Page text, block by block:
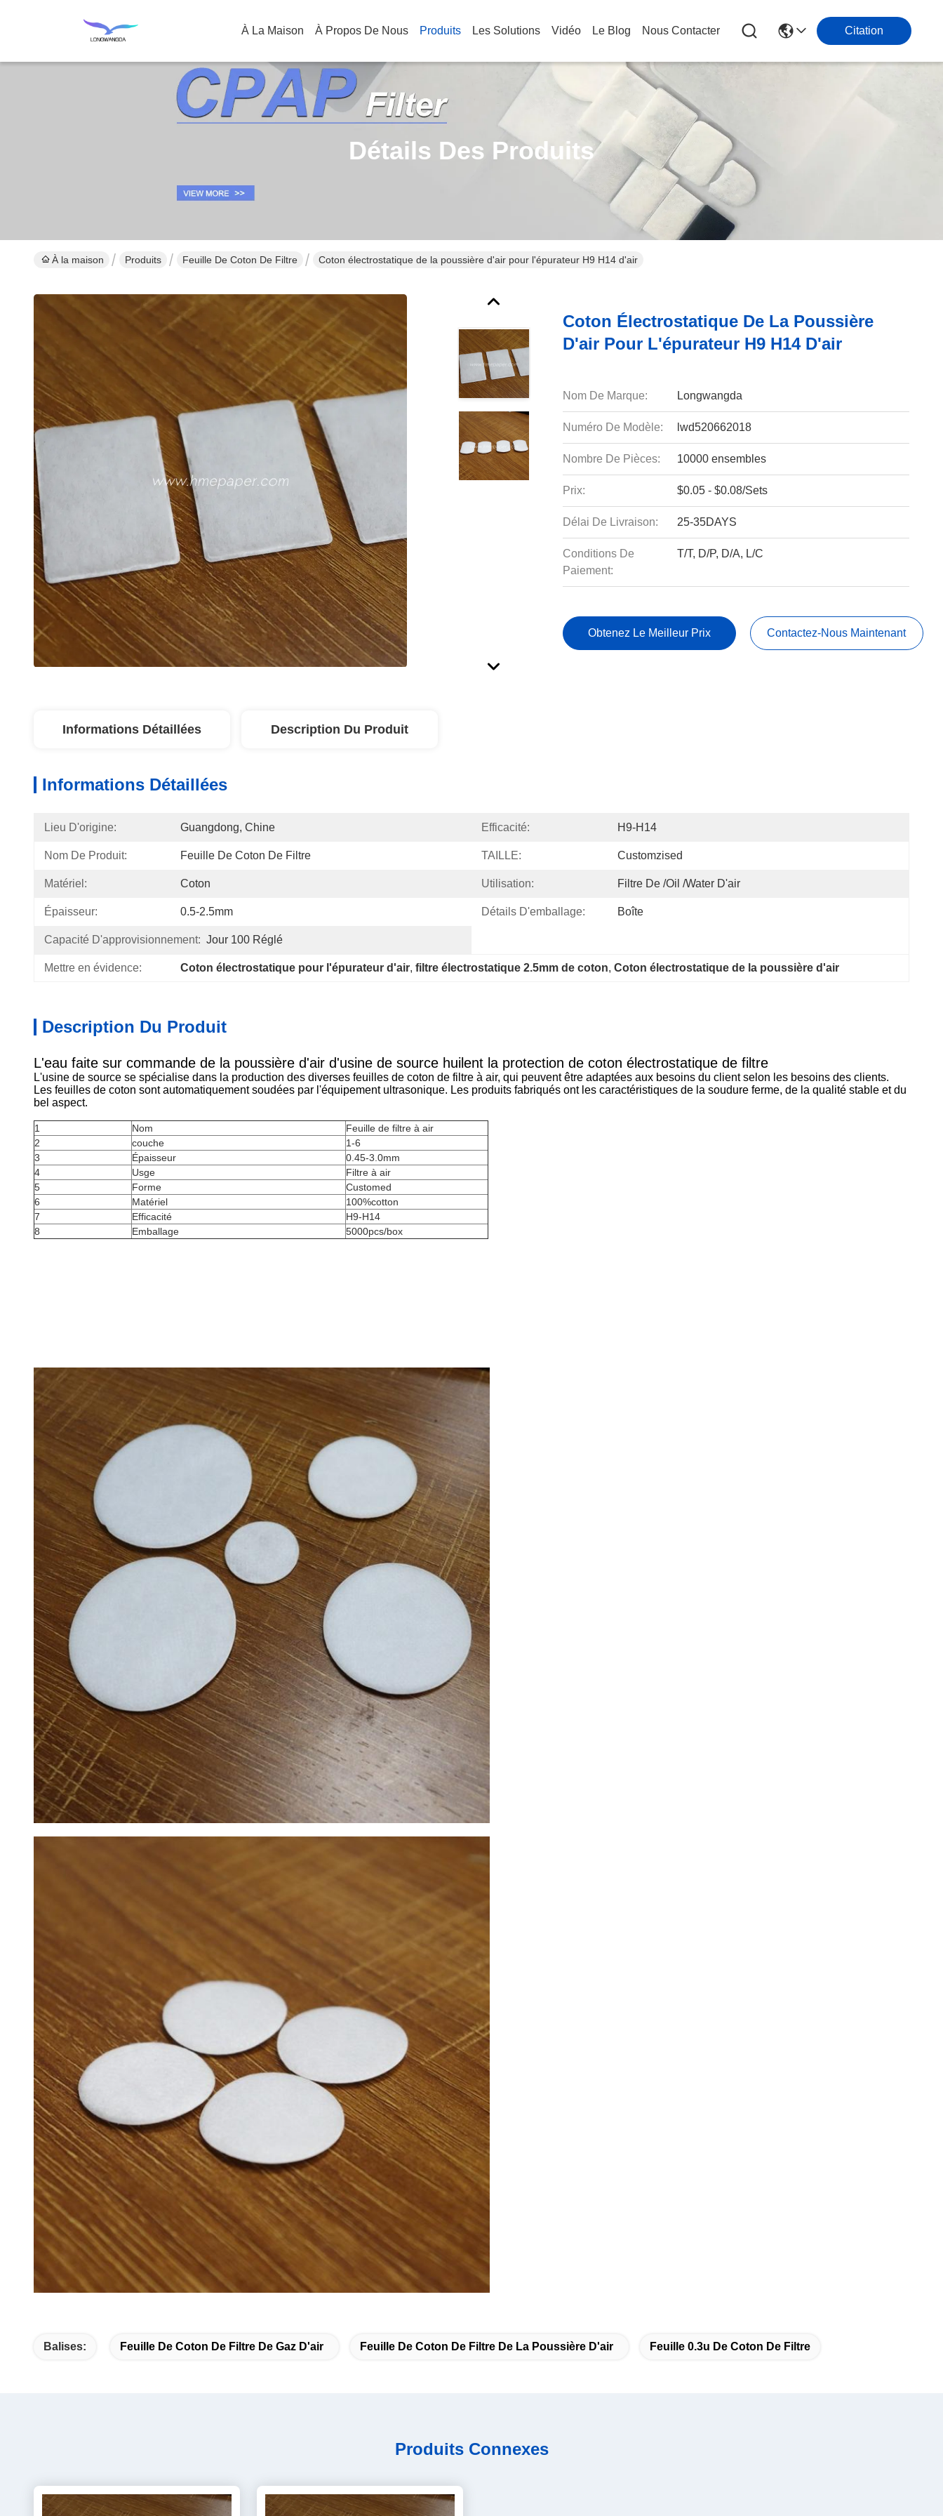
À La Maison À Propos De Nous Produits Les Solutions Vidéo Le Blog Nous Contacter Citation
Détails Des Produits
À la maison Produits Feuille De Coton De Filtre Coton électrostatique de la poussière d'air pour l'épurateur H9 H14 d'air
Coton Électrostatique De La Poussière
D'air Pour L'épurateur H9 H14 D'air
Nom De Marque: Longwangda
Numéro De Modèle: lwd520662018
Nombre De Pièces: 10000 ensembles
Prix: $0.05 - $0.08/Sets
Délai De Livraison: 25-35DAYS
Conditions De
Paiement:
T/T, D/P, D/A, L/C
Obtenez Le Meilleur Prix Contactez-Nous Maintenant
Informations Détaillées Description Du Produit
Informations Détaillées
Lieu D'origine: Guangdong, Chine Efficacité: H9-H14
Nom De Produit: Feuille De Coton De Filtre TAILLE: Customzised
Matériel: Coton Utilisation: Filtre De /oil /water D'air
Épaisseur: 0.5-2.5mm Détails D'emballage: Boîte
Capacité D'approvisionnement: Jour 100 Réglé
Mettre en évidence: Coton électrostatique pour l'épurateur d'air, filtre électrostatique 2.5mm de coton, Coton électrostatique de la poussière d'air
Description Du Produit
L'eau faite sur commande de la poussière d'air d'usine de source huilent la protection de coton électrostatique de filtre
L'usine de source se spécialise dans la production des diverses feuilles de coton de filtre à air, qui peuvent être adaptées aux besoins du client selon les besoins des clients.
Les feuilles de coton sont automatiquement soudées par l'équipement ultrasonique. Les produits fabriqués ont les caractéristiques de la soudure ferme, de la qualité stable et du
bel aspect.
1 Nom
Feuille de filtre à air
2
couche
1-6
3
Épaisseur
0.45-3.0mm
4
Usge
Filtre à air
5
Forme
Customed
6
Matériel
100%cotton
7
Efficacité
H9-H14
8
Emballage 5000pcs/box
Balises: Feuille De Coton De Filtre De Gaz D'air Feuille De Coton De Filtre De La Poussière D'air Feuille 0.3u De Coton De Filtre
Produits Connexes